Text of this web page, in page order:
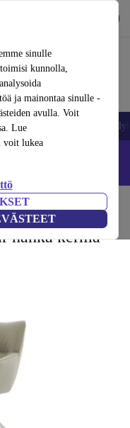
sinulle
kunnolla,
ja mainontaa sinulle -
avulla. Voit
Lue
voit lukea
tietokoneet
IPHONEDEAL –
nahka kerma